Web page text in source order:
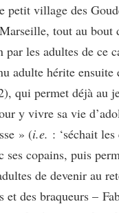
petit village des
tout au bout
par les adultes de ce
adulte hérite ensuite
qui permet déjà au
y vivre sa vie
» (i.e. : ‘séchait
ses copains, puis
de devenir au
et des braqueurs –